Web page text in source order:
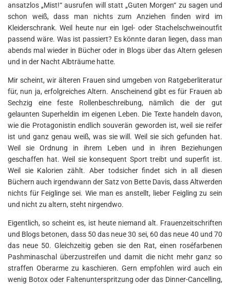
ansatzlos „Mist!“ ausrufen will statt „Guten Morgen“ zu sagen und
schon weiß, dass man nichts zum Anziehen finden wird im
Kleiderschrank. Weil heute nur ein Igel- oder Stachelschweinoutfit
passend wäre. Was ist passiert? Es könnte daran liegen, dass man
abends mal wieder in Bücher oder in Blogs über das Altern gelesen
und in der Nacht Albträume hatte.
Mir scheint, wir älteren Frauen sind umgeben von Ratgeberliteratur
für, nun ja, erfolgreiches Altern. Anscheinend gibt es für Frauen ab
Sechzig eine feste Rollenbeschreibung, nämlich die der gut
gelaunten Superheldin im eigenen Leben. Die Texte handeln davon,
wie die Protagonistin endlich souverän geworden ist, weil sie reifer
ist und ganz genau weiß, was sie will. Weil sie sich gefunden hat.
Weil sie Ordnung in ihrem Leben und in ihren Beziehungen
geschaffen hat. Weil sie konsequent Sport treibt und superfit ist.
Weil sie Kalorien zählt. Aber todsicher findet sich in all diesen
Büchern auch irgendwann der Satz von Bette Davis, dass Altwerden
nichts für Feiglinge sei. Wie man es anstellt, lieber Feigling zu sein
und nicht zu altern, steht nirgendwo.
Eigentlich, so scheint es, ist heute niemand alt. Frauenzeitschriften
und Blogs betonen, dass 50 das neue 30 sei, 60 das neue 40 und 70
das neue 50. Gleichzeitig geben sie den Rat, einen roséfarbenen
Pashminaschal überzustreifen und damit die nicht mehr ganz so
straffen Oberarme zu kaschieren. Gern empfohlen wird auch ein
wenig Botox oder Faltenunterspritzung oder das Dinner-Cancelling,